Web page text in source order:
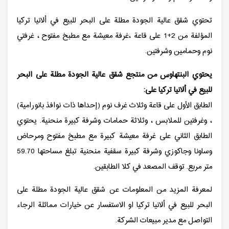
تحتوي شقق عالية الجودة مطلة على البحر للبيع في ألانيا تركيا
المؤلفة من 2+1 على قاعة ،غرفة معيشة مع مطبخ مفتوح ، غرفتي
نوم وحمامين وشرفتين.
يحتوي البنتهاوس من منتجع شقق عالية الجودة مطلة على البحر
للبيع في ألانيا تركيا على:
الطابق الأول على قاعة وثلاث غرف نوم (إحداها ذات نوافذ بانورامية)
، وغرفتين للملابس ، وثلاثة حمامات وشرفة كبيرة منحنية. يحتوي
الطابق الثاني على غرفة معيشة كبيرة مع مطبخ مفتوح ومرحاض
وساونا وجاكوزي وشرفة كبيرة سقفية منحنية تبلغ مساحتها 59.70
متر مربع. توقف المصعد في كلا الطابقين.
لمعرفة المزيد من المعلومات عن شقق عالية الجودة مطلة على
البحر للبيع في ألانيا تركيا او الاستفسار عن خيارات مماثلة الرجاء
التواصل مع مدير مبيعات الشركة.